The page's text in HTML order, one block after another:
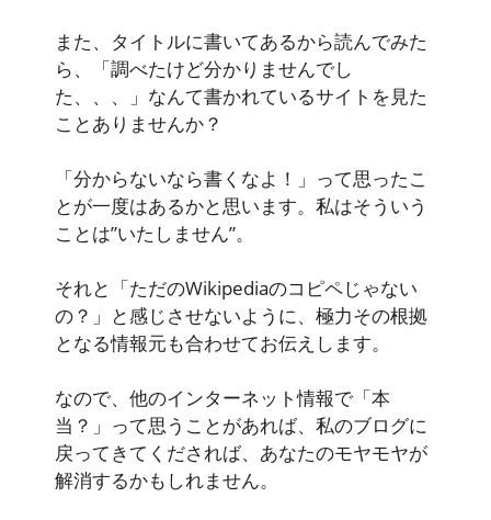
また、タイトルに書いてあるから読んでみた
ら、「調べたけど分かりませんでし
た、、、」なんて書かれているサイトを見た
ことありませんか？
「分からないなら書くなよ！」って思ったこ
とが一度はあるかと思います。私はそういう
ことは”いたしません”。
それと「ただのWikipediaのコピペじゃない
の？」と感じさせないように、極力その根拠
となる情報元も合わせてお伝えします。
なので、他のインターネット情報で「本
当？」って思うことがあれば、私のブログに
戻ってきてくだされば、あなたのモヤモヤが
解消するかもしれません。